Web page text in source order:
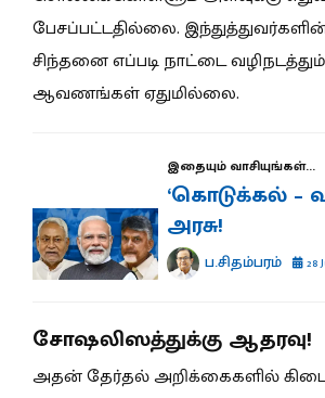
பேசப்பட்டதில்லை.
சிந்தனை எப்படி நாட்டை
ஆவணங்கள் ஏதுமில்லை.
இதையும் வாசியுங்கள்...
‘கொடுக்கல் –
அரசு!
ப.சிதம்பரம் 28
சோஷலிஸத்துக்கு ஆதரவு!
அதன் தேர்தல் அறிக்கைகளில்